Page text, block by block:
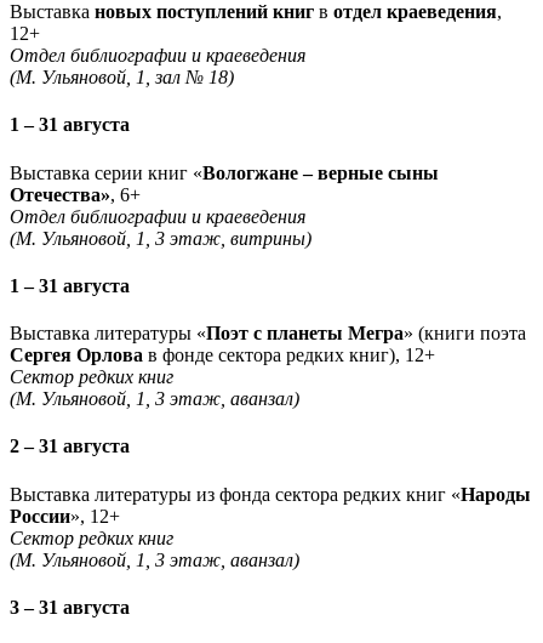
Выставка новых поступлений книг в отдел краеведения,
12+
Отдел библиографии и краеведения
(М. Ульяновой, 1, зал № 18)
1 – 31 августа
Выставка серии книг «Вологжане – верные сыны
Отечества», 6+
Отдел библиографии и краеведения
(М. Ульяновой, 1, 3 этаж, витрины)
1 – 31 августа
Выставка литературы «Поэт с планеты Мегра» (книги поэта
Сергея Орлова в фонде сектора редких книг), 12+
Сектор редких книг
(М. Ульяновой, 1, 3 этаж, аванзал)
2 – 31 августа
Выставка литературы из фонда сектора редких книг «Народы
России», 12+
Сектор редких книг
(М. Ульяновой, 1, 3 этаж, аванзал)
3 – 31 августа